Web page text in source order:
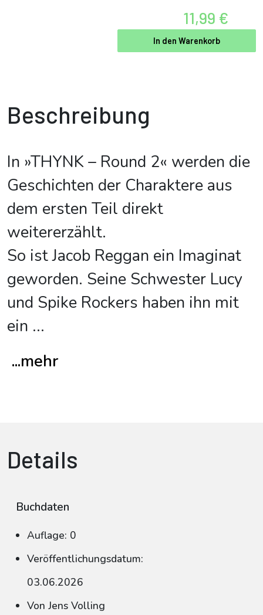
11,99 €
In den Warenkorb
Beschreibung
In »THYNK – Round 2« werden die
Geschichten der Charaktere aus
dem ersten Teil direkt
weitererzählt.
So ist Jacob Reggan ein Imaginat
geworden. Seine Schwester Lucy
und Spike Rockers haben ihn mit
ein ...
...mehr
Details
Buchdaten
Auflage: 0
Veröffentlichungsdatum:
03.06.2026
Von Jens Volling